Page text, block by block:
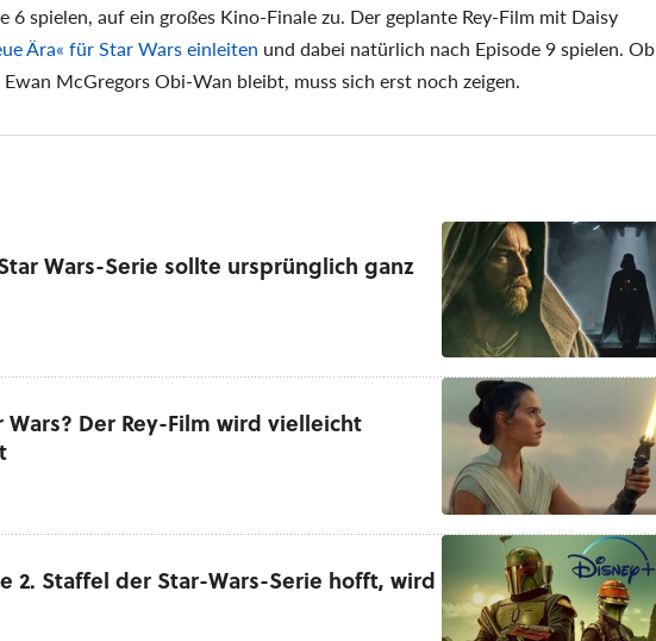
6 spielen, auf ein großes Kino-Finale zu. Der geplante Rey-Film mit Daisy
Ära für Star Wars einleiten und dabei natürlich nach Episode 9 spielen. Ob
McGregors Obi-Wan bleibt, muss sich erst noch zeigen.
Wars-Serie sollte ursprünglich ganz
Wars? Der Rey-Film wird vielleicht
2. Staffel der Star-Wars-Serie hofft, wird